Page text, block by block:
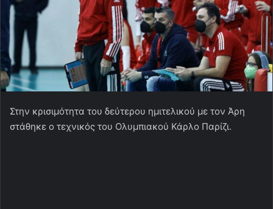
Στην κρισιμότητα του δεύτερου ημιτελικού με τον Άρη
στάθηκε ο τεχνικός του Ολυμπιακού Κάρλο Παρίζι.